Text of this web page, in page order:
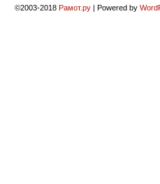
©2003-2018 Рамот.ру | Powered by